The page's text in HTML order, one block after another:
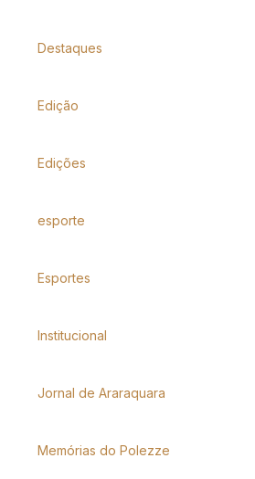
Destaques
Edição
Edições
esporte
Esportes
Institucional
Jornal de Araraquara
Memórias do Polezze